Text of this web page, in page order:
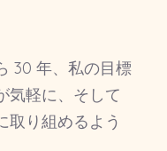
30 年、私の目標
気軽に、そして
取り組めるよう